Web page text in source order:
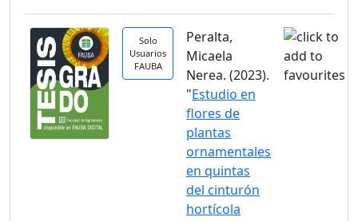
Solo
Usuarios
FAUBA
Peralta,
Micaela
Nerea. (2023).
"Estudio en
flores de
plantas
ornamentales
en quintas
del cinturón
hortícola